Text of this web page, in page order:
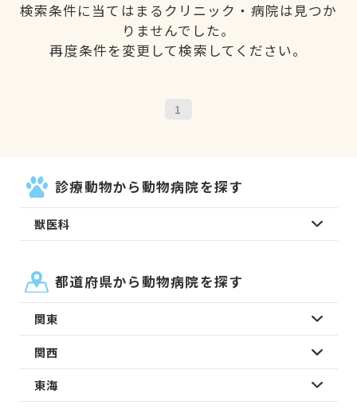
検索条件に当てはまるクリニック・病院は見つか
りませんでした。
再度条件を変更して検索してください。
1
診療動物から動物病院を探す
獣医科
都道府県から動物病院を探す
関東
関西
東海